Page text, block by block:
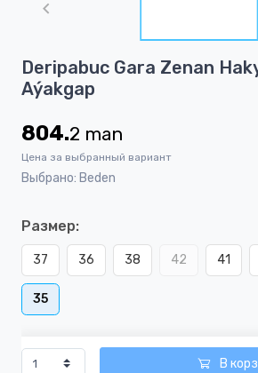
1
of
Deripabuc Gara Zenan
Aýakgap
804.2 man
Цена за выбранный вариант
Выбрано: Beden
Размер:
37 36 38 42 41
35
В